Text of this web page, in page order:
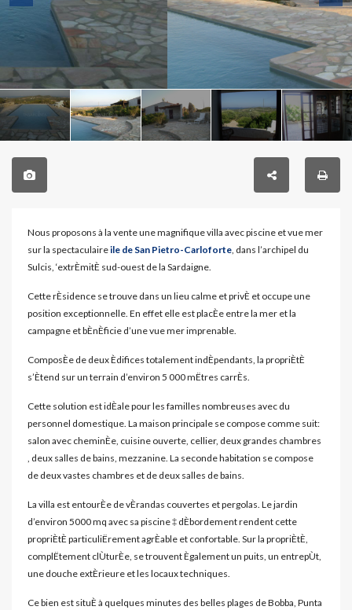
Nous proposons à la vente une magnifique villa avec piscine et vue mer
sur la spectaculaireile de San Pietro-Carloforte, dans l’archipel du
Sulcis, ‘extrÈmitÈ sud-ouest de la Sardaigne.
Cette rÈsidence se trouve dans un lieu calme et privÈ et occupe une
position exceptionnelle. En effet elle est placÈe entre la mer et la
campagne et bÈnÈficie d’une vue mer imprenable.
ComposÈe de deux Èdifices totalement indÈpendants, la propriÈtÈ
s’Ètend sur un terrain d’environ 5 000 mËtres carrÈs.
Cette solution est idÈale pour les familles nombreuses avec du
personnel domestique. La maison principale se compose comme suit:
salon avec cheminÈe, cuisine ouverte, cellier, deux grandes chambres
, deux salles de bains, mezzanine. La seconde habitation se compose
de deux vastes chambres et de deux salles de bains.
La villa est entourÈe de vÈrandas couvertes et pergolas. Le jardin
d’environ 5000 mq avec sa piscine ‡ dÈbordement rendent cette
propriÈtÈ particuliËrement agrÈable et confortable. Sur la propriÈtÈ,
complËtement clÙturÈe, se trouvent Ègalement un puits, un entrepÙt,
une douche extÈrieure et les locaux techniques.
Ce bien est situÈ à quelques minutes des belles plages de Bobba, Punta